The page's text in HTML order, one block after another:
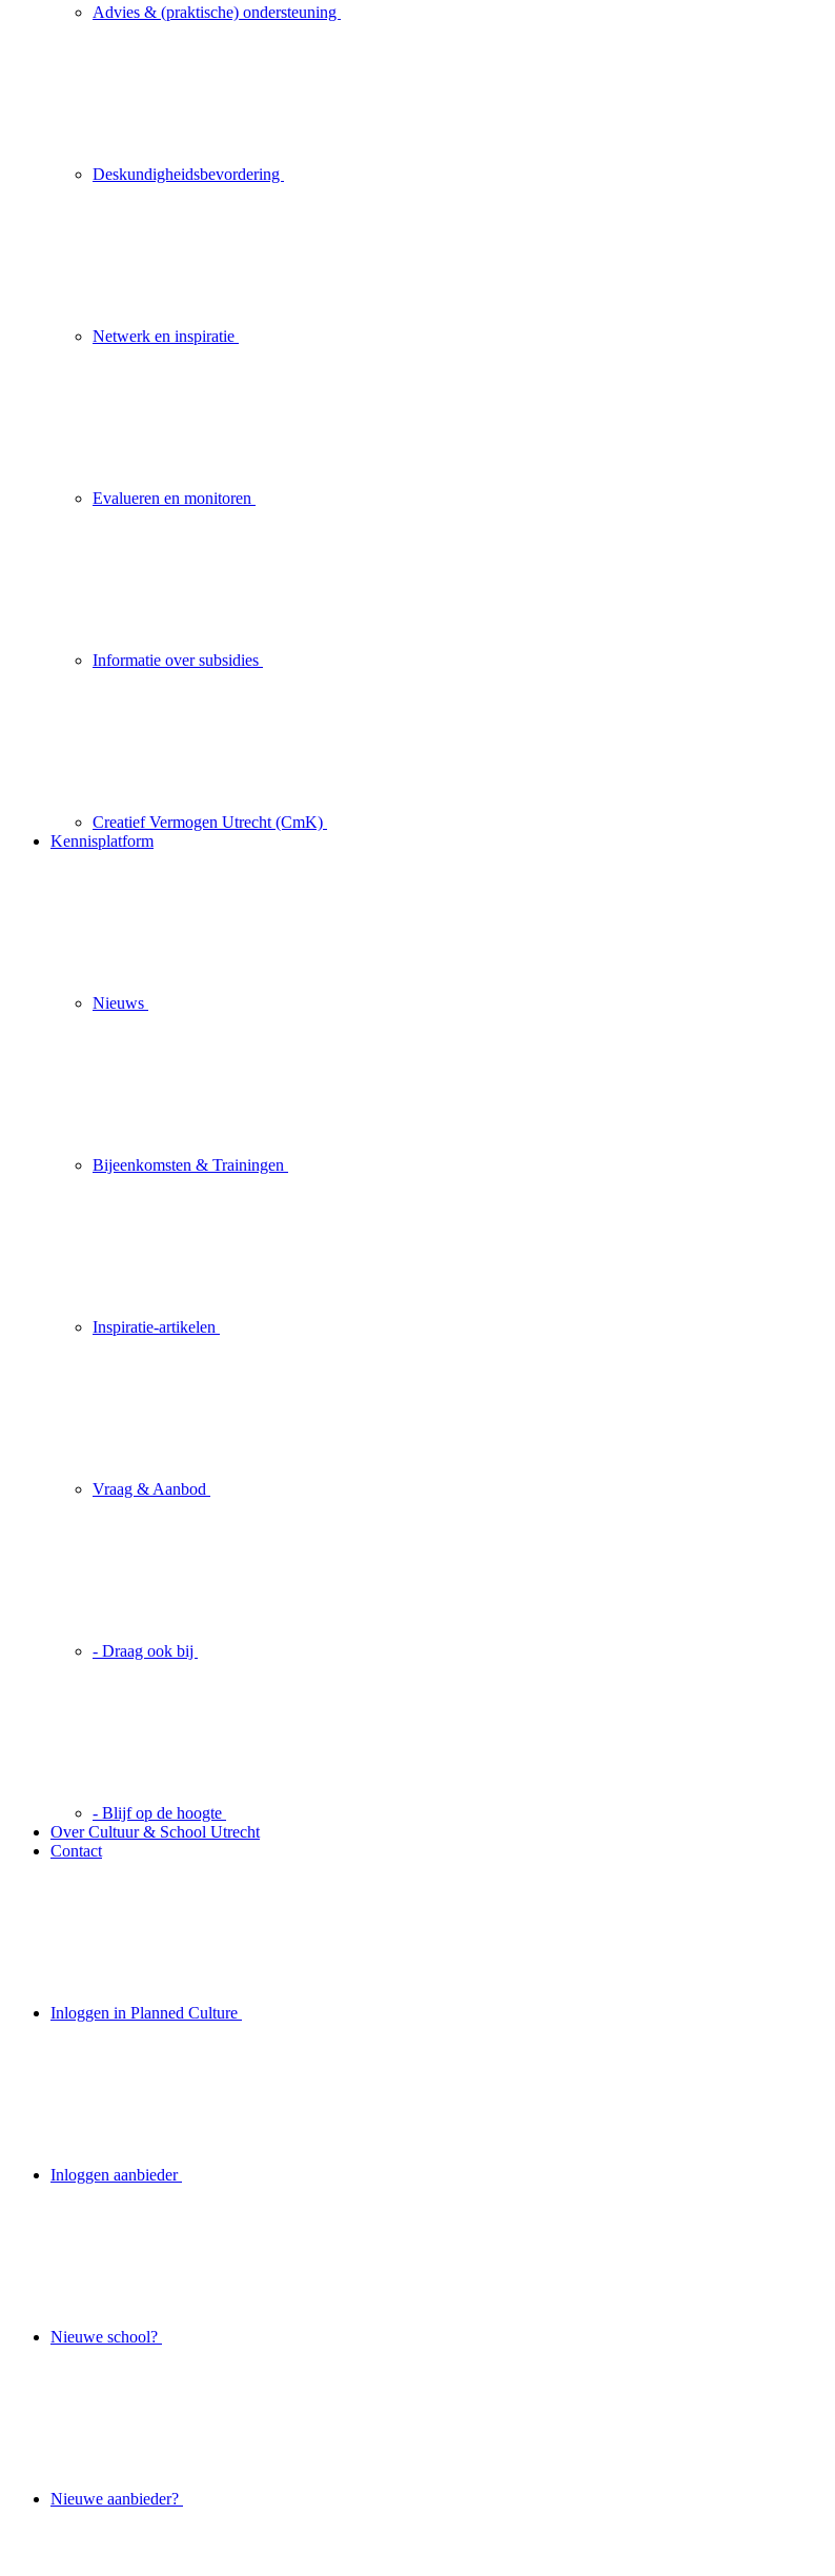
Advies & (praktische) ondersteuning
Deskundigheidsbevordering
Netwerk en inspiratie
Evalueren en monitoren
Informatie over subsidies
Creatief Vermogen Utrecht (CmK)
Kennisplatform
Nieuws
Bijeenkomsten & Trainingen
Inspiratie-artikelen
Vraag & Aanbod
- Draag ook bij
- Blijf op de hoogte
Over Cultuur & School Utrecht
Contact
Inloggen in Planned Culture
Inloggen aanbieder
Nieuwe school?
Nieuwe aanbieder?